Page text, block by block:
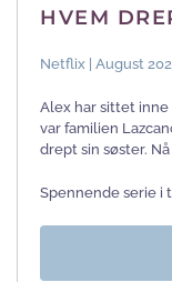
HVEM
Netflix | August
Alex har sittet inne
var familien
drept sin søster.
Spennende serie i